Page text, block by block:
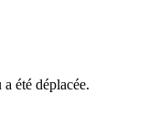
été déplacée.